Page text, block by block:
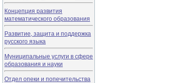
Концепция развития
математического образования
Развитие, защита и поддержка
русского языка
Муниципальные услуги в сфере
образования и науки
Отдел опеки и попечительства